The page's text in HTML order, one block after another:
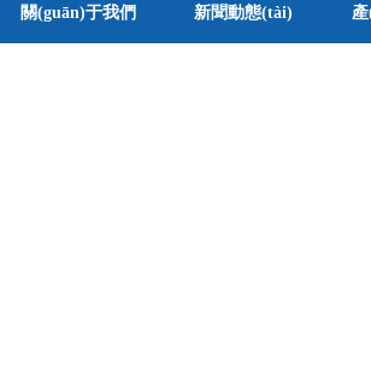
關(guān)于我們 新聞動態(tài)